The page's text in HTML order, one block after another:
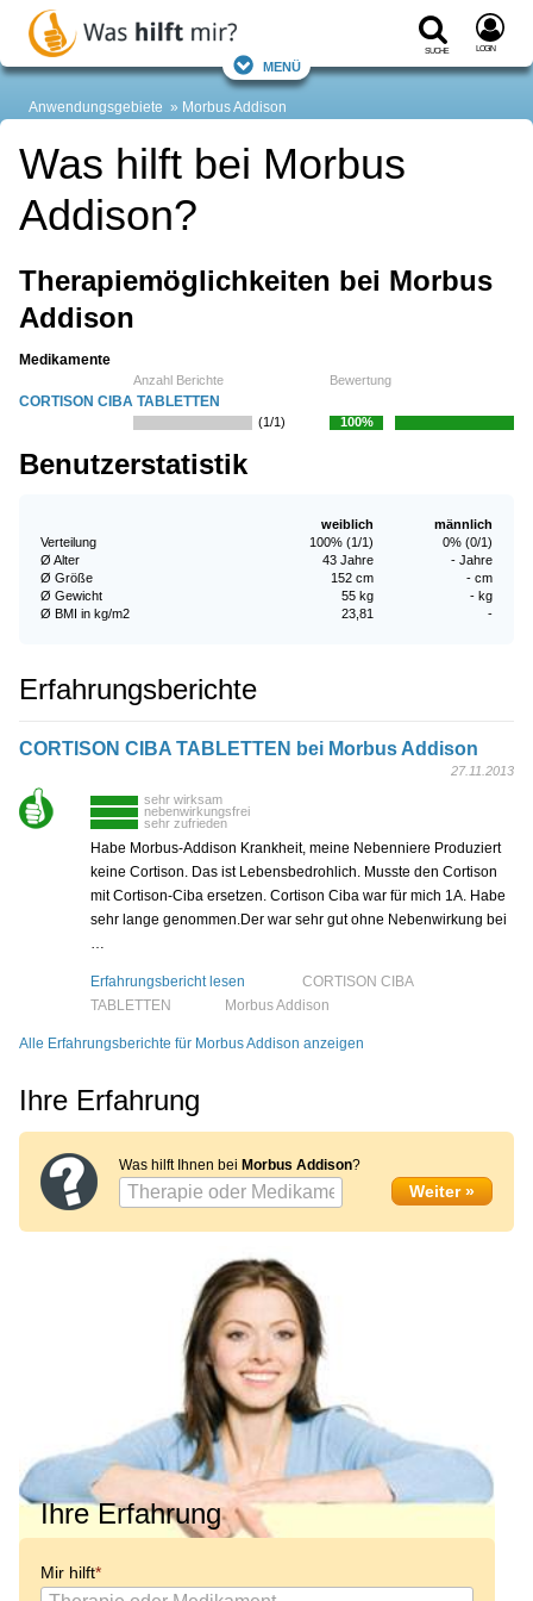
Suche Login
Menü
Anwendungsgebiete Morbus Addison
Was hilft bei Morbus
Addison?
Therapiemöglichkeiten bei Morbus
Addison
Medikamente
Anzahl Berichte Bewertung
CORTISON CIBA TABLETTEN
(1/1) 100%
Benutzerstatistik
männlich
weiblich
Verteilung
0% (0/1)
100% (1/1)
Ø Alter
- Jahre
43 Jahre
Ø Größe
- cm
152 cm
Ø Gewicht
- kg
55 kg
Ø BMI in kg/m2
-
23,81
Erfahrungsberichte
CORTISON CIBA TABLETTEN bei Morbus Addison
27.11.2013
sehr wirksam
nebenwirkungsfrei
sehr zufrieden
Habe Morbus-Addison Krankheit, meine Nebenniere Produziert
keine Cortison. Das ist Lebensbedrohlich. Musste den Cortison
mit Cortison-Ciba ersetzen. Cortison Ciba war für mich 1A. Habe
sehr lange genommen.Der war sehr gut ohne Nebenwirkung bei
…
Erfahrungsbericht lesen
CORTISON CIBA
TABLETTEN
Morbus Addison
Alle Erfahrungsberichte für Morbus Addison anzeigen
Ihre Erfahrung
Was hilft Ihnen bei Morbus Addison?
Ihre Erfahrung
Mir hilft